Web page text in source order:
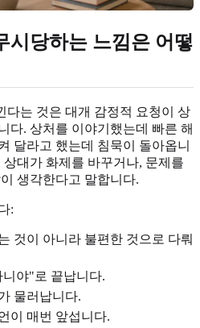
시당하는 느낌은 어떻
다는 것은 대개 감정적 요청이 상
다. 상처를 이야기했는데 빠른 해
달라고 했는데 침묵이 돌아옵니
대가 화제를 바꾸거나, 문제를
생각한다고 말합니다.
:
것이 아니라 불편한 것으로 다뤄
야"로 끝납니다.
물러납니다.
이 매번 앞섭니다.